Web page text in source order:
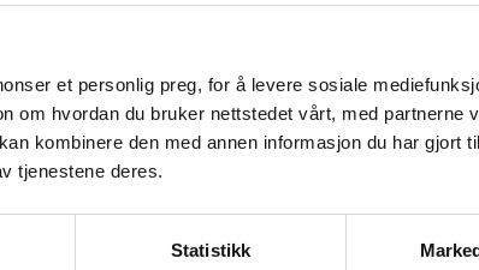
et personlig preg, for å levere sosiale
om hvordan du bruker nettstedet vårt, med partnerne
kombinere den med annen informasjon du har gjort
tjenestene deres.
Statistikk
designgulv Expona. ReCover